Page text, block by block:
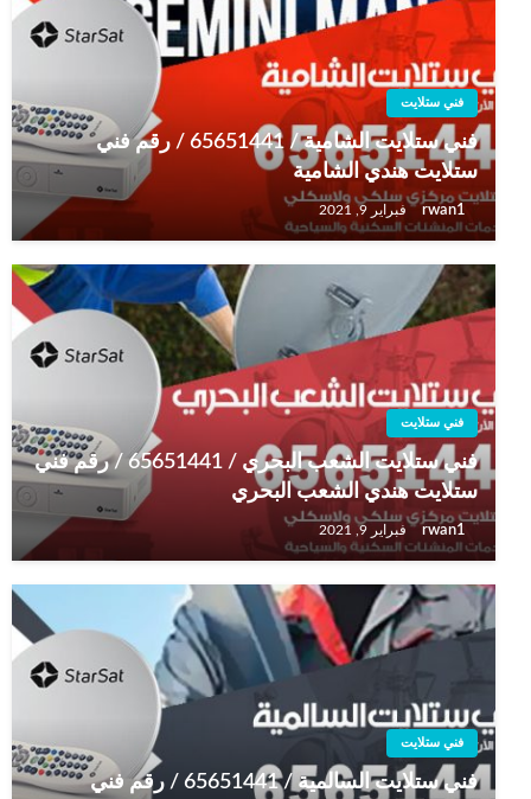
فني ستلايت
فني ستلايت الشامية / 65651441 / رقم فني
ستلايت هندي الشامية
rwan1 فبراير 9, 2021
فني ستلايت
فني ستلايت الشعب البحري / 65651441 / رقم فني
ستلايت هندي الشعب البحري
rwan1 فبراير 9, 2021
فني ستلايت
فني ستلايت السالمية / 65651441 / رقم فني